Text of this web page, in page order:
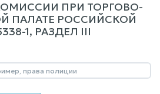
ПРИ ТОРГОВО-
ПАЛАТЕ РОССИЙСКОЙ
1, РАЗДЕЛ III